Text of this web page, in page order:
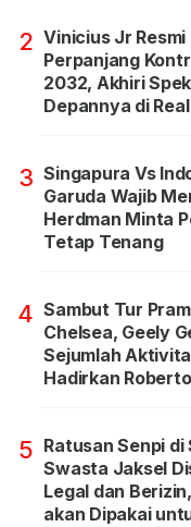
2 Vinicius Jr Resmi
Perpanjang
2032, Akhiri
Depannya di
3 Singapura Vs
Garuda Wajib
Herdman Minta
Tetap Tenang
4 Sambut Tur
Chelsea, Geely
Sejumlah
Hadirkan
5 Ratusan Senpi di
Swasta Jaksel
Legal dan
akan Dipakai